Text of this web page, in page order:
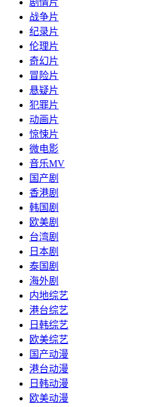
剧情片
战争片
纪录片
伦理片
奇幻片
冒险片
悬疑片
犯罪片
动画片
惊悚片
微电影
音乐MV
国产剧
香港剧
韩国剧
欧美剧
台湾剧
日本剧
泰国剧
海外剧
内地综艺
港台综艺
日韩综艺
欧美综艺
国产动漫
港台动漫
日韩动漫
欧美动漫